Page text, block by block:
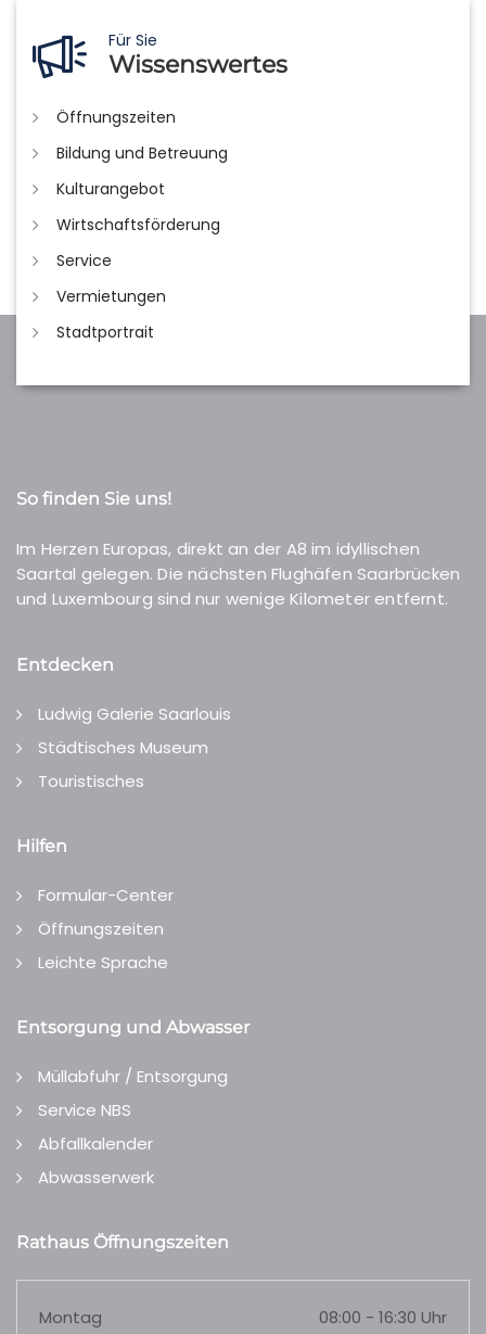
Für Sie
Wissenswertes
Öffnungszeiten
Bildung und Betreuung
Kulturangebot
Wirtschaftsförderung
Service
Vermietungen
Stadtportrait
So finden Sie uns!
Im Herzen Europas, direkt an der A8 im idyllischen
Saartal gelegen. Die nächsten Flughäfen Saarbrücken
und Luxembourg sind nur wenige Kilometer entfernt.
Entdecken
Ludwig Galerie Saarlouis
Städtisches Museum
Touristisches
Hilfen
Formular-Center
Öffnungszeiten
Leichte Sprache
Entsorgung und Abwasser
Müllabfuhr / Entsorgung
Service NBS
Abfallkalender
Abwasserwerk
Rathaus Öffnungszeiten
Montag 08:00 - 16:30 Uhr